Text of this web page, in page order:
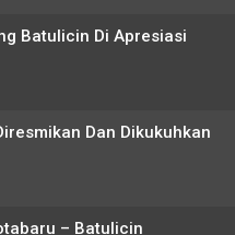
Batulicin Di Apresiasi
Dan Dikukuhkan
– Batulicin